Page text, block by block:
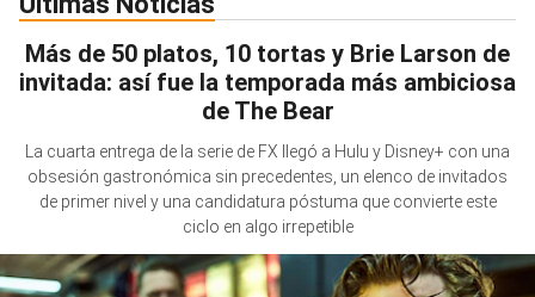
Más de 50 platos, 10 tortas y Brie Larson de
invitada: así fue la temporada más ambiciosa
de The Bear
La cuarta entrega de la serie de FX llegó a Hulu y Disney+ con una
obsesión gastronómica sin precedentes, un elenco de invitados
de primer nivel y una candidatura póstuma que convierte este
ciclo en algo irrepetible